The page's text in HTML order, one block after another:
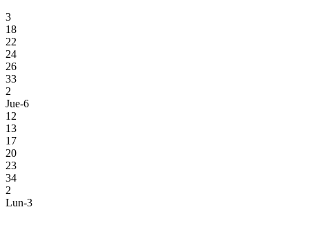
3
18
22
24
26
33
2
Jue-6
12
13
17
20
23
34
2
Lun-3